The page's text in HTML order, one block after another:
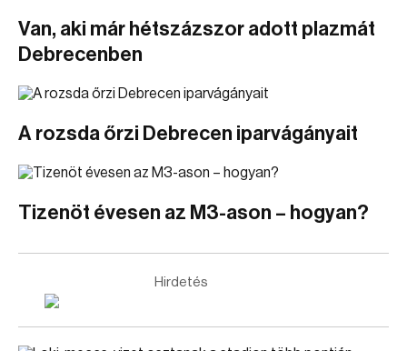
Van, aki már hétszázszor adott plazmát
Debrecenben
A rozsda őrzi Debrecen iparvágányait
Tizenöt évesen az M3-ason – hogyan?
Hirdetés